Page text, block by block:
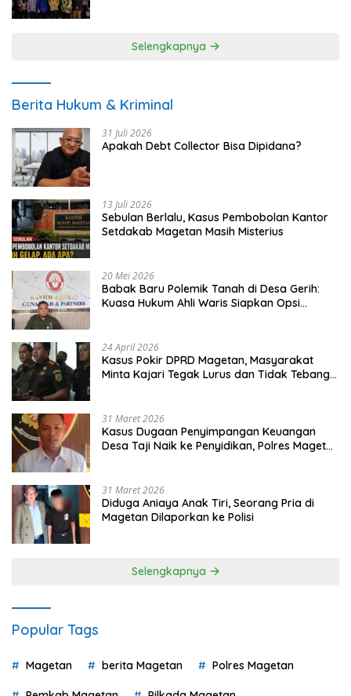
Selengkapnya
Berita Hukum & Kriminal
31 Juli 2026
Apakah Debt Collector Bisa Dipidana?
13 Juli 2026
Sebulan Berlalu, Kasus Pembobolan Kantor
Setdakab Magetan Masih Misterius
20 Mei 2026
Babak Baru Polemik Tanah di Desa Gerih:
Kuasa Hukum Ahli Waris Siapkan Opsi
24 April 2026
Kasus Pokir DPRD Magetan, Masyarakat
Minta Kajari Tegak Lurus dan Tidak Tebang
31 Maret 2026
Kasus Dugaan Penyimpangan Keuangan
Desa Taji Naik ke Penyidikan, Polres Magetan
31 Maret 2026
Diduga Aniaya Anak Tiri, Seorang Pria di
Magetan Dilaporkan ke Polisi
Selengkapnya
Popular Tags
Magetan berita Magetan Polres Magetan